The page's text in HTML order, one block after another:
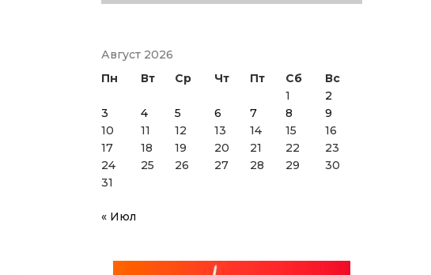
Август 2026
Пн
Вт Ср Чт Пт Сб
Вс
1
2
3
4 5 6 7 8
9
10
11 12 13 14 15
16
17
18 19 20 21 22
23
24
25 26 27 28 29
30
31
« Июл